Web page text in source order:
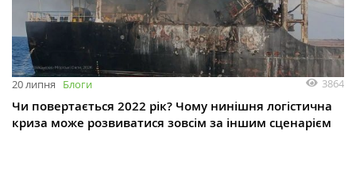
20 липня Блоги 3864
Чи повертається 2022 рік? Чому нинішня логістична
криза може розвиватися зовсім за іншим сценарієм